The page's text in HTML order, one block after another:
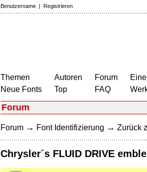
Benutzername | Registrieren
Themen
Neue Fonts
Autoren
Top
Forum
FAQ
Forum
Forum → Font Identifizierung → Zurück
Chrysler´s FLUID DRIVE